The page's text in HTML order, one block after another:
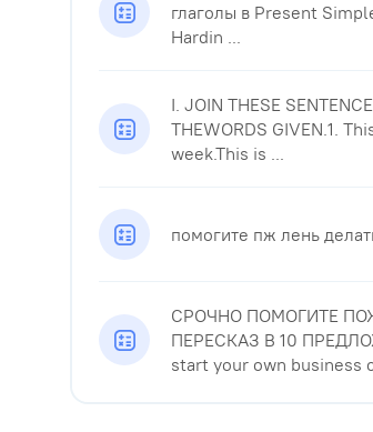
глаголы в Present
Hardin ...
I. JOIN THESE
THEWORDS GIVEN.1.
week.This is ...
помогите пж лень
СРОЧНО ПОМОГИТЕ
ПЕРЕСКАЗ В 10
start your own business